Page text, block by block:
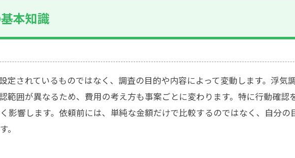
本知識
されているものではなく、調査の目的や内容によって変動します。浮気
範囲が異なるため、費用の考え方も事案ごとに変わります。特に行動確認
影響します。依頼前には、単純な金額だけで比較するのではなく、自分の
。